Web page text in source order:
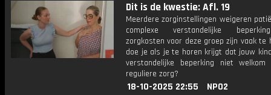
Dit is de kwestie: Afl. 19
Meerdere zorginstellingen weigeren
complexe verstandelijke
zorgkosten voor deze groep zijn vaak te
doe je als je te horen krijgt dat jouw
verstandelijke beperking niet
reguliere zorg?
18-10-2025 22:55
NPO2